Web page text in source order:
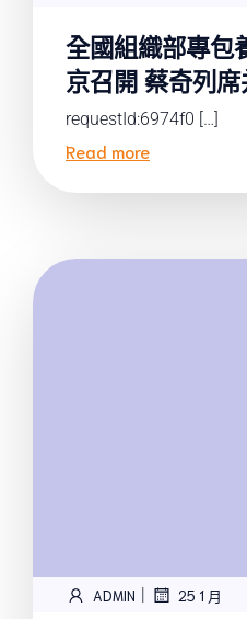
全國組織部專包
京召開 蔡奇列
requestId:6974f0 […]
Read more
ADMIN | 25 1 月